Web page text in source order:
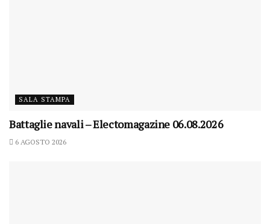
SALA STAMPA
Battaglie navali – Electomagazine 06.08.2026
6 AGOSTO 2026